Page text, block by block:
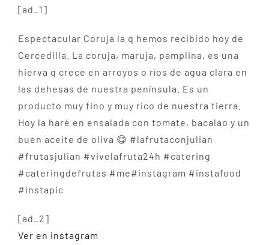
[ad_1]
Espectacular Coruja la q hemos recibido hoy de
Cercedilla. La coruja, maruja, pamplina, es una
hierva q crece en arroyos o ríos de agua clara en
las dehesas de nuestra península. Es un
producto muy fino y muy rico de nuestra tierra.
Hoy la haré en ensalada con tomate, bacalao y un
buen aceite de oliva 😋 #lafrutaconjulian
#frutasjulian #vivelafruta24h #catering
#cateringdefrutas #me#instagram #instafood
#instapic
[ad_2]
Ver en instagram